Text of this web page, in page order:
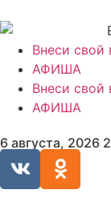
Внеси свой
АФИША
Внеси свой
АФИША
6 августа, 2026